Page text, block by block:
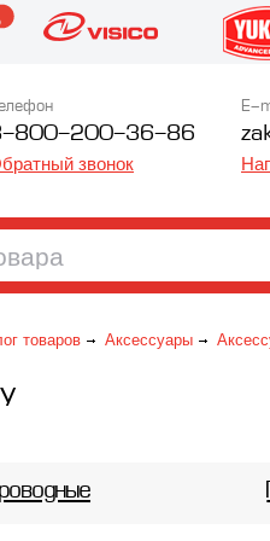
800-200-36-86
звонок
E-
товаров Аксессуары